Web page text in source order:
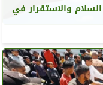
والاستقرار في